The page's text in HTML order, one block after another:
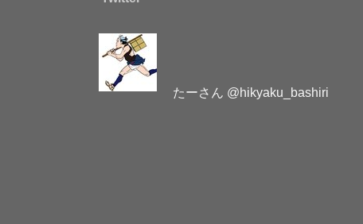
たーさん @hikyaku_bashiri